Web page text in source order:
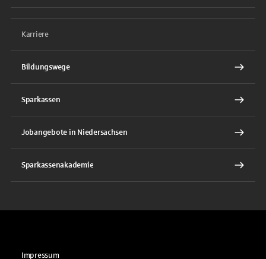
Karriere
Bildungswege
Sparkassen
Jobangebote in Niedersachsen
Sparkassenakademie
Impressum